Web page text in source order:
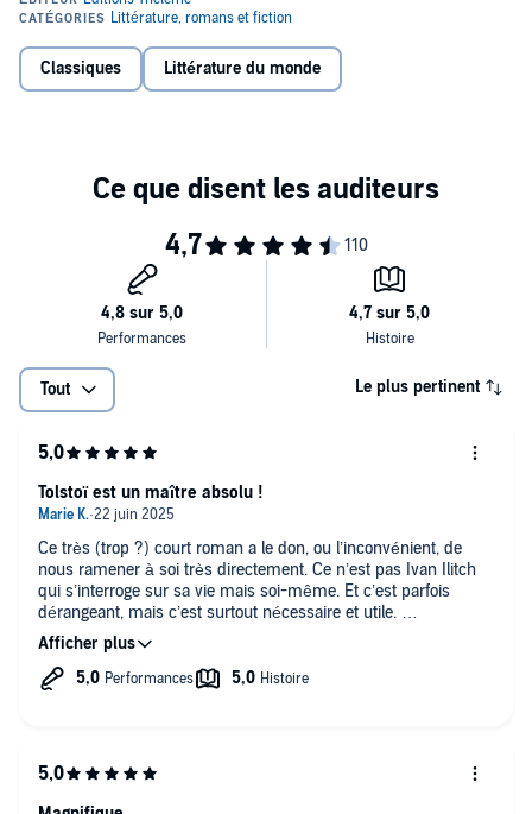
début d’une vision anarchiste, morale et chrétienne du monde. Il
l’empêche pas de se tourner vers une vie de plus en plus
dépouillée. Pendant les dernières années de son existence, il vit
Classiques Littérature du monde
Tout Le plus pertinent
Ce très (trop ?) court roman a le don, ou l’inconvénient, de
nous ramener à soi très directement. Ce n’est pas Ivan Ilitch
qui s’interroge sur sa vie mais soi-même. Et c’est parfois
dérangeant, mais c’est surtout nécessaire et utile.
Le narrateur a été particulièrement bien choisi, sa lecture est
extraordinaire.
Tolstoï est un maître absolu !